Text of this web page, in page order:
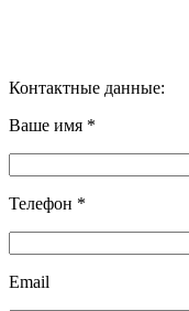
Контактные данные:
Ваше имя *
Телефон *
Email